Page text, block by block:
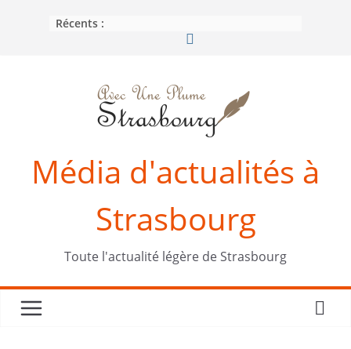
Récents :
Média d'actualités à
Strasbourg
Toute l'actualité légère de Strasbourg